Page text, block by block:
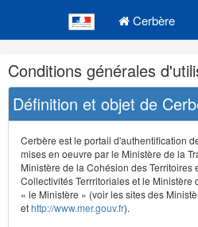
Cerbère
Navigation
et
outils
annexes
Conditions générales
Définition et objet de
Cerbère est le portail d'authentification
mises en oeuvre par le Ministère de la
Ministère de la Cohésion des Territoires
Collectivités Terrritoriales et le Ministère
« le Ministère » (voir les sites des
ethttp://www.mer.gouv.fr).